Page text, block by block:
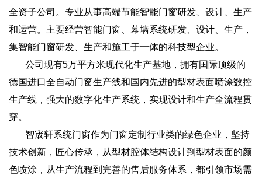
全资子公司。专业从事高端节能智能门窗研发、设计、生产
和运营。主要经营智能门窗、幕墙系统研发、设计、生产，
集智能门窗研发、生产和施工于一体的科技型企业。
公司现有5万平方米现代化生产基地，拥有国际顶级的
德国进口全自动门窗生产线和国内先进的型材表面喷涂数控
生产线，强大的数字化生产系统，实现设计和生产全流程贯
穿。
智宬轩系统门窗作为门窗定制行业类的绿色企业，坚持
技术创新，匠心传承，从型材腔体结构设计到型材表面的颜
色喷涂，从生产流程到完善的售后服务体系，都引领市场需